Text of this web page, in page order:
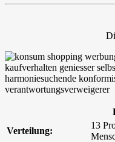
Verteilung:
13